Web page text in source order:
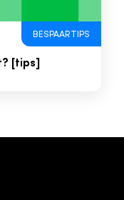
BESPAARTIPS
[tips]